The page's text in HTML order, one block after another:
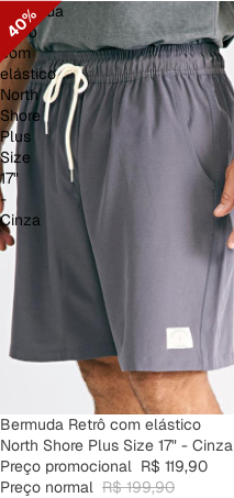
40%
Bermuda
Retrô
com
elástico
North
Shore
Plus
Size
17"
-
Cinza
PROMOÇÃO
Bermuda Retrô com elástico
North Shore Plus Size 17" - Cinza
Preço promocional R$ 119,90
Preço normal R$ 199,90